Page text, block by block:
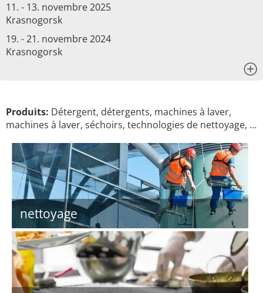
11. - 13. novembre 2025
Krasnogorsk
19. - 21. novembre 2024
Krasnogorsk
Produits: Détergent, détergents, machines à laver,
machines à laver, séchoirs, technologies de nettoyage, …
nettoyage